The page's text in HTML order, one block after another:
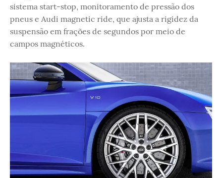
sistema start-stop, monitoramento de pressão dos
pneus e Audi magnetic ride, que ajusta a rigidez da
suspensão em frações de segundos por meio de
campos magnéticos.